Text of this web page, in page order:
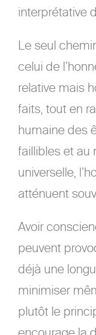
interprétative
Le seul
celui de
relative mais
faits, tout en
humaine des
faillibles et au
universelle,
atténuent
Avoir
peuvent
déjà une
minimiser
plutôt le